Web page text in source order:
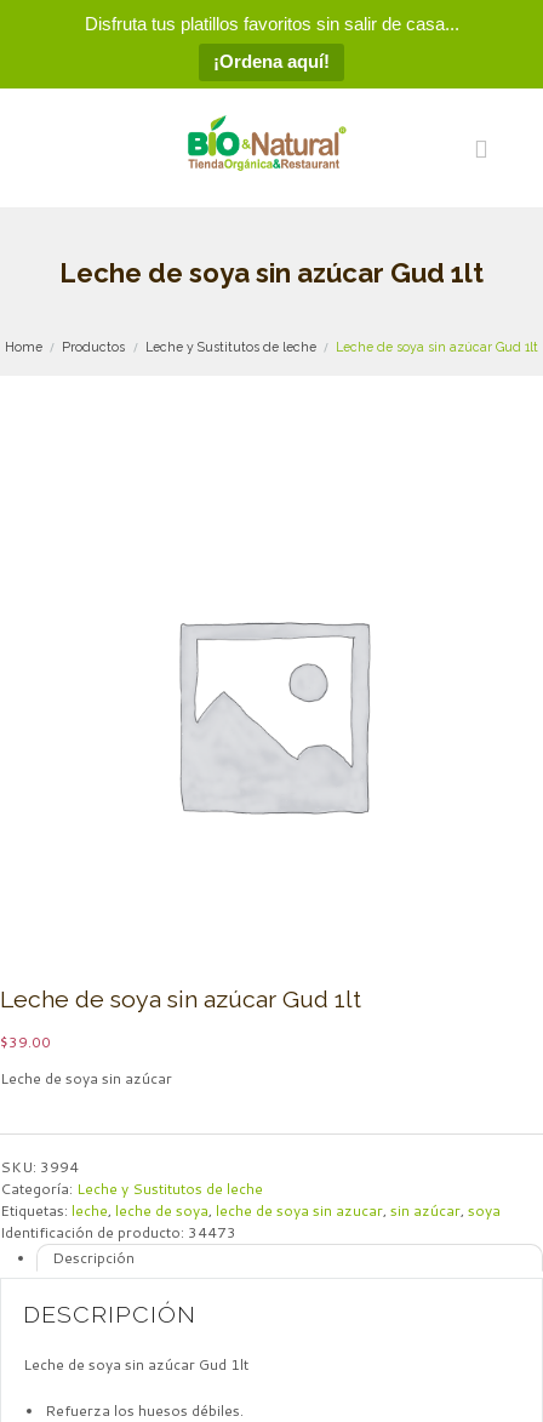
Disfruta tus platillos favoritos sin salir de casa...
¡Ordena aquí!
Leche de soya sin azúcar Gud 1lt
Home Productos Leche y Sustitutos de leche Leche de soya sin azúcar Gud 1lt
Leche de soya sin azúcar Gud 1lt
$39.00
Leche de soya sin azúcar
SKU: 3994
Categoría: Leche y Sustitutos de leche
Etiquetas: leche, leche de soya, leche de soya sin azucar, sin azúcar, soya
Identificación de producto: 34473
Descripción
DESCRIPCIÓN
Leche de soya sin azúcar Gud 1lt
Refuerza los huesos débiles.